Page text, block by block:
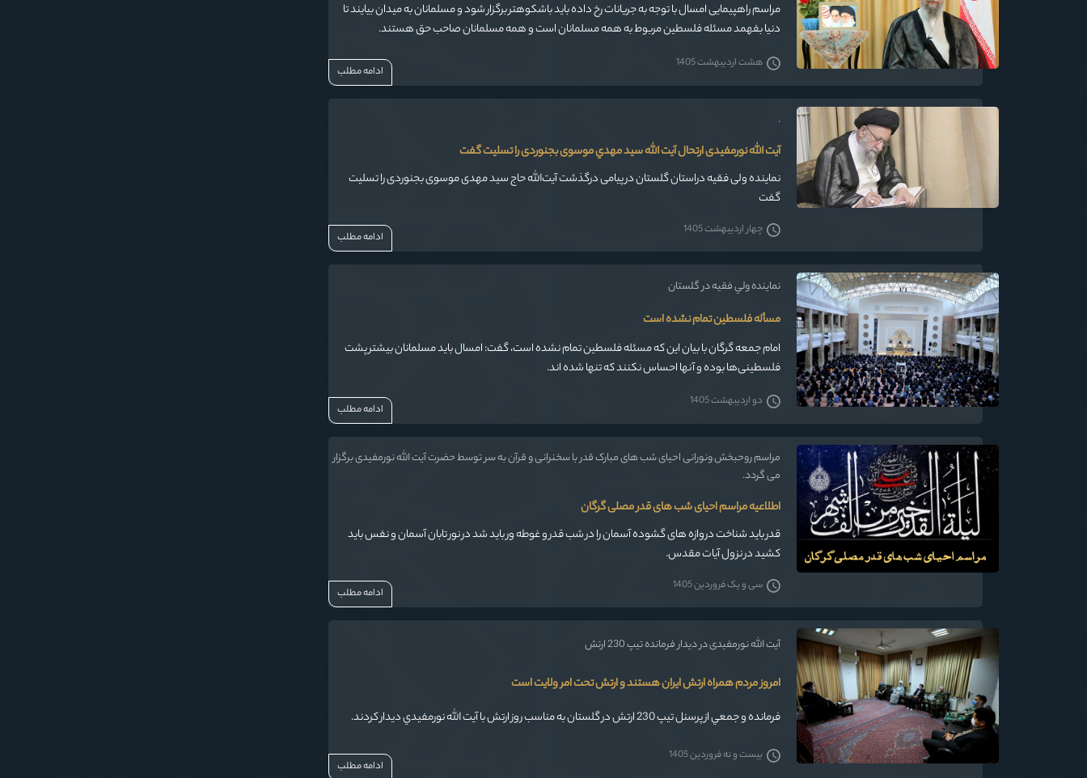
مراسم راهپیمایی امسال با توجه به جریانات رخ داده باید باشکوهتر برگزار شود و مسلمانان به میدان بیایند تا
دنیا بفهمد مسئله فلسطین مربوط به همه مسلمانان است و همه مسلمانان صاحب حق هستند.
هشت اردیبهشت 1405
ادامه مطلب
.
آیت الله نورمفیدی ارتحال آیت الله سيد مهدي موسوی بجنوردی را تسلیت گفت
نماینده ولی فقیه دراستان گلستان در پیامی درگذشت آیت‌الله حاج سید مهدی موسوی بجنوردی را تسلیت
گفت
چهار اردیبهشت 1405 ادامه مطلب
نماينده ولي فقيه در گلستان
مسأله فلسطین تمام نشده است
امام جمعه گرگان با بیان این که مسئله فلسطین تمام نشده است، گفت: امسال باید مسلمانان بیشتر پشت
فلسطینی‌ها بوده و آنها احساس نکنند که تنها شده اند.
دو اردیبهشت 1405
ادامه مطلب
مراسم روحبخش ونورانی احیای شب های مبارک قدر با سخنرانی و قرآن به سر توسط حضرت آیت الله نورمفیدی برگزار
می گردد.
اطلاعیه مراسم احیای شب های قدر مصلی گرگان
قدر باید شناخت دروازه ‏های گشوده آسمان را در شب قدر و غوطه ‏ور باید شد در نور تابان آسمان و نفس باید
کشید در نزول آیات مقدس.
سی و یک فروردین 1405 ادامه مطلب
آیت الله نورمفیدی در ديدار فرمانده تيپ 230 ارتش
امروز مردم همراه ارتش ایران هستند و ارتش تحت امر ولایت است
فرمانده و جمعي از پرسنل تیپ 230 ارتش در گلستان به مناسب روز ارتش با آيت الله نورمفيدي ديدار کردند.
بیست و نه فروردین 1405
ادامه مطلب